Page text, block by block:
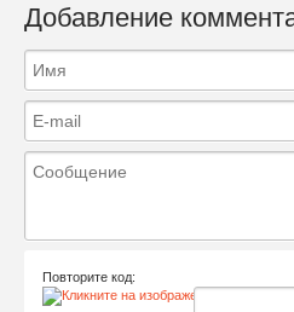
Добавление
Повторите код: